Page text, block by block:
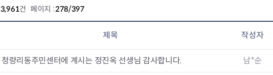
공공데이터개방
휘경2동
DDM 청소년아지트
청소환경소식
지역경제소식
3,961건 페이지 :278/397
제목 작성자
청량리동주민센터에 계시는 정진옥 선생님 감사합니다. 남*순